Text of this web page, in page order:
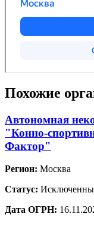
Похожие
Автономная
"Конно-
Фактор"
Регион: Москва
Статус:
Дата ОГРН: